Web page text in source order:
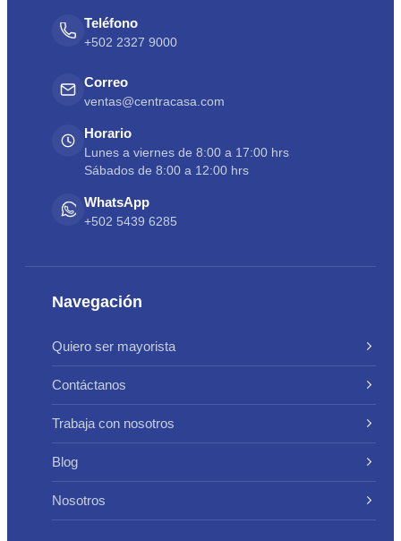
Teléfono
+502 2327 9000
Correo
ventas@centracasa.com
Horario
Lunes a viernes de 8:00 a 17:00 hrs
Sábados de 8:00 a 12:00 hrs
WhatsApp
+502 5439 6285
Navegación
Quiero ser mayorista
Contáctanos
Trabaja con nosotros
Blog
Nosotros